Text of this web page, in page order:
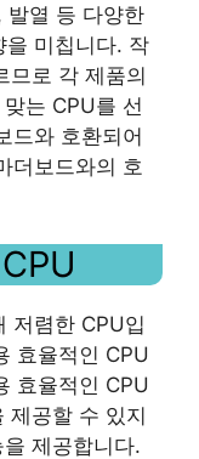
발열 등 다양한
을 미칩니다. 작
므로 각 제품의
는 CPU를 선
드와 호환되어
더보드와의 호
저렴한 CPU입
효율적인 CPU
효율적인 CPU
제공할 수 있지
제공합니다.